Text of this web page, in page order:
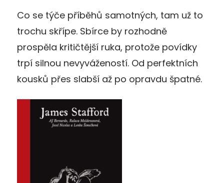
Co se týče příběhů samotných, tam už to
trochu skřípe. Sbírce by rozhodně
prospěla kritičtější ruka, protože povídky
trpí silnou nevyvážeností. Od perfektních
kousků přes slabší až po opravdu špatné.